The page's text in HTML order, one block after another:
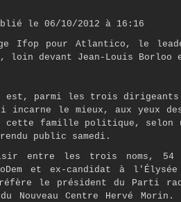
le 06/10/2012 à 16:16
Ifop pour Atlantico, le
loin devant Jean-Louis Borloo
est, parmi les trois
incarne le mieux, aux yeux
cette famille politique, selon
public samedi.
entre les trois noms,
et ex-candidat à
le président du Parti
Nouveau Centre Hervé Morin.